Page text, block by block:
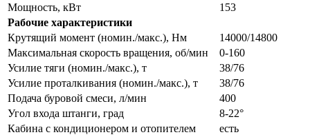
Мощность, кВт
153
Рабочие характеристики
Крутящий момент (номин./макс.), Нм
14000/14800
Максимальная скорость вращения, об/мин
0-160
Усилие тяги (номин./макс.), т
38/76
Усилие проталкивания (номин./макс.), т
38/76
Подача буровой смеси, л/мин
400
Угол входа штанги, град
8-22°
Кабина с кондиционером и отопителем
есть